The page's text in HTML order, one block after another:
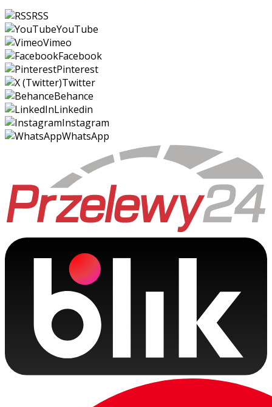
RSS
YouTube
Vimeo
Facebook
Pinterest
Twitter
Behance
Linkedin
Instagram
WhatsApp